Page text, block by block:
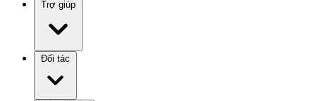
Trợ giúp
Đối tác